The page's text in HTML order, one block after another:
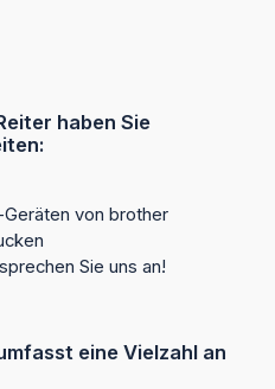
haben Sie
von brother
Sie uns an!
eine Vielzahl an